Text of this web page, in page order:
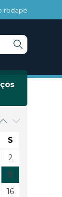
rodapé
S
2
9
16